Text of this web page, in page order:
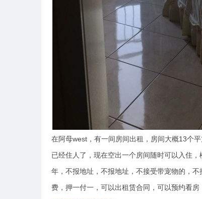
在阿母west，有一间房间出租，房间大概13个
已经住人了，现在空出一个房间随时可以入住
年，不报地址，不报地址，不接受带宠物的，
费，押一付一，可以出租赁合同，可以预约看房